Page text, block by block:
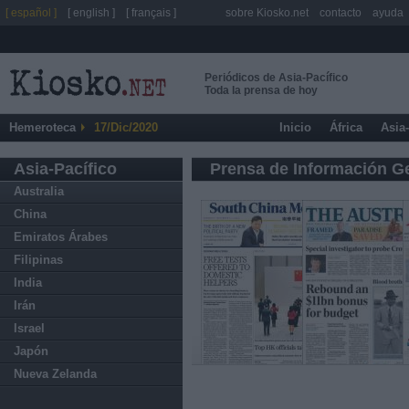
Periódicos de Asia-Pacífico
Toda la prensa de hoy
Hemeroteca 17/Dic/2020 Inicio África
Asia-Pacífico
Australia
China
Emiratos Árabes
Filipinas
India
Irán
Israel
Japón
Nueva Zelanda
Prensa de Información
[ español ] [ english ] [ français ] sobre Kiosko.net contacto ayuda